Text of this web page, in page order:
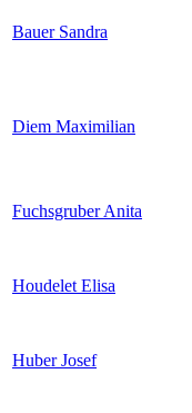
Bauer Sandra
Diem Maximilian
Fuchsgruber Anita
Houdelet Elisa
Huber Josef